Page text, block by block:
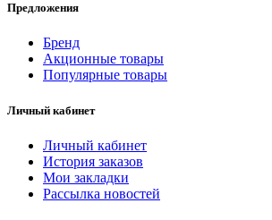
Предложения
Бренд
Акционные товары
Популярные товары
Личный кабинет
Личный кабинет
История заказов
Мои закладки
Рассылка новостей